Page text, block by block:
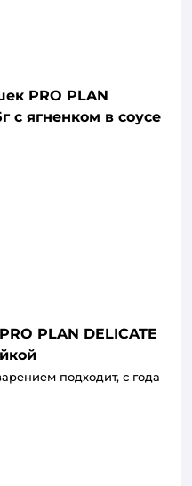
PRO PLAN
с ягненком в соусе
PLAN DELICATE
подходит, с года